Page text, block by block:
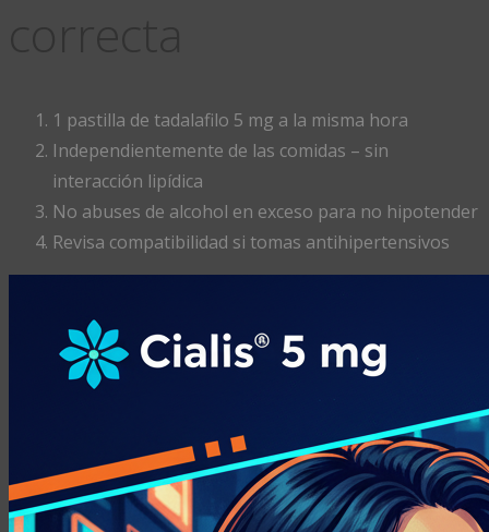
1 pastilla de tadalafilo 5 mg a la misma hora
Independientemente de las comidas – sin
interacción lipídica
No abuses de alcohol en exceso para no hipotender
Revisa compatibilidad si tomas antihipertensivos